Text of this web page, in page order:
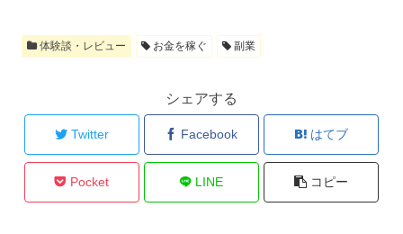
体験談・レビュー お金を稼ぐ 副業
シェアする
Twitter Facebook はてブ
Pocket LINE コピー